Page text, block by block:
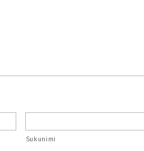
Sukunimi